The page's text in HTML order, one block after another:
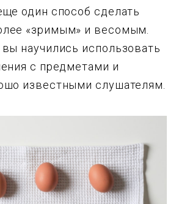
один способ сделать
«зримым» и весомым.
научились использовать
с предметами и
известными слушателям.